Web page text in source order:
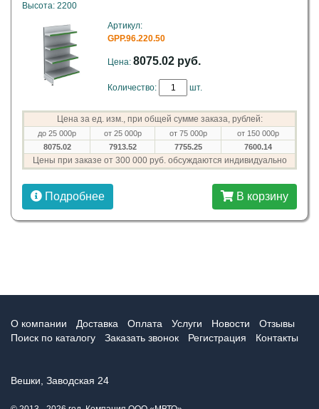
Высота: 2200
Артикул:
GPP.96.220.50
Цена: 8075.02 руб.
Количество: шт.
Цена за ед. изм., при общей сумме заказа, рублей:
до 25 000р от 25 000р от 75 000р
от 150 000р
8075.02
7913.52 7755.25 7600.14
Цены при заказе от 300 000 руб. обсуждаются индивидуально
Подробнее В корзину
О компании Доставка Оплата Услуги Новости
Отзывы
Поиск по каталогу
Заказать звонок Регистрация Контакты
Вешки, Заводская 24